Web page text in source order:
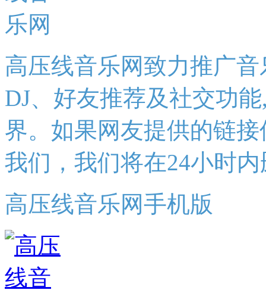
高压线音乐网致力推广
DJ、好友推荐及社交功
界。如果网友提供的链
我们，我们将在24小时
高压线音乐网手机版